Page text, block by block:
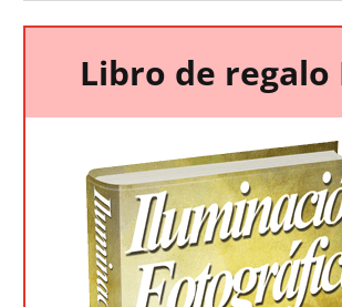
Libro de regalo